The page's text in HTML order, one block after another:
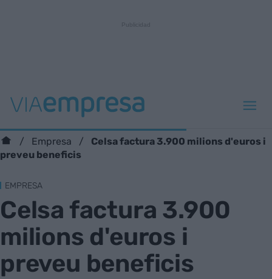
Empresa
Celsa factura 3.900 milions d'euros i
preveu beneficis
EMPRESA
Celsa factura 3.900
milions d'euros i
preveu beneficis